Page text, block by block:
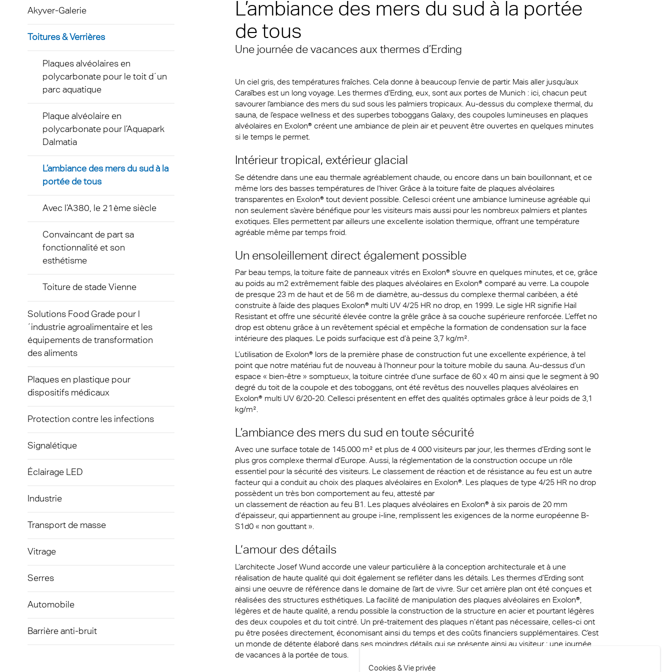
Exolon® Multiwall
Multi UV IQ-Relax
Multi Accessories
FAQ Plaques alvéolaires
AkyVer® Multiwall Sheets
Plaques clipsables Exolon
FR
optique
Vista
Exolon® Med
Silent Sound
FAQ Solid
Exolon® LED
Curvalite®
Plaques massives opaques
L’ambiance des mers du sud à
la portée de tous
fonctionnalité et son
esthétisme
Toiture de stade Vienne
Plaques en plastique pour
dispositifs médicaux
Protection contre les
Masque de protection en
plaques massives dExolon
Signalétique
Éclairage LED
Automobile
Barrière anti-bruit
Technical Information
Terms & Conditions
Akyver-Galerie
Toitures & Verrières
Plaques alvéolaires en
polycarbonate pour le toit d´un
parc aquatique
Plaque alvéolaire en
polycarbonate pour l’Aquapark
Dalmatia
L’ambiance des mers du sud à la
portée de tous
Avec l’A380, le 21ème siècle
Convaincant de part sa
fonctionnalité et son
esthétisme
Toiture de stade Vienne
Solutions Food Grade pour l
´industrie agroalimentaire et les
équipements de transformation
des aliments
Plaques en plastique pour
dispositifs médicaux
Protection contre les infections
Signalétique
Éclairage LED
Industrie
Transport de masse
Vitrage
Serres
Automobile
Barrière anti-bruit
L’ambiance des mers du sud à la portée
de tous
Une journée de vacances aux thermes d’Erding
Un ciel gris, des températures fraîches. Cela donne à beaucoup l’envie de partir. Mais aller jusqu’aux
Caraïbes est un long voyage. Les thermes d‘Erding, eux, sont aux portes de Munich : ici, chacun peut
savourer l’ambiance des mers du sud sous les palmiers tropicaux. Au-dessus du complexe thermal, du
sauna, de l’espace wellness et des superbes toboggans Galaxy, des coupoles lumineuses en plaques
alvéolaires en Exolon® créent une ambiance de plein air et peuvent être ouvertes en quelques minutes
si le temps le permet.
Intérieur tropical, extérieur glacial
Se détendre dans une eau thermale agréablement chaude, ou encore dans un bain bouillonnant, et ce
même lors des basses températures de l‘hiver. Grâce à la toiture faite de plaques alvéolaires
transparentes en Exolon® tout devient possible. Cellesci créent une ambiance lumineuse agréable qui
non seulement s’avère bénéfique pour les visiteurs mais aussi pour les nombreux palmiers et plantes
exotiques. Elles permettent par ailleurs une excellente isolation thermique, offrant une température
agréable même par temps froid.
Un ensoleillement direct également possible
Par beau temps, la toiture faite de panneaux vitrés en Exolon® s’ouvre en quelques minutes, et ce, grâce
au poids au m2 extrêmement faible des plaques alvéolaires en Exolon® comparé au verre. La coupole
de presque 23 m de haut et de 56 m de diamètre, au-dessus du complexe thermal caribéen, a été
construite à l’aide des plaques Exolon® multi UV 4/25 HR no drop, en 1999. Le sigle HR signifie Hail
Resistant et offre une sécurité élevée contre la grêle grâce à sa couche supérieure renforcée. L’effet no
drop est obtenu grâce à un revêtement spécial et empêche la formation de condensation sur la face
intérieure des plaques. Le poids surfacique est d’à peine 3,7 kg/m².
L’utilisation de Exolon® lors de la première phase de construction fut une excellente expérience, à tel
point que notre matériau fut de nouveau à l’honneur pour la toiture mobile du sauna. Au-dessus d’un
espace « bien-être » somptueux, la toiture cintrée d‘une surface de 60 x 40 m ainsi que le segment à 90
degré du toit de la coupole et des toboggans, ont été revêtus des nouvelles plaques alvéolaires en
Exolon® multi UV 6/20-20. Cellesci présentent en effet des qualités optimales grâce à leur poids de 3,1
kg/m².
L’ambiance des mers du sud en toute sécurité
Avec une surface totale de 145.000 m² et plus de 4 000 visiteurs par jour, les thermes d’Erding sont le
plus gros complexe thermal d’Europe. Aussi, la réglementation de la construction occupe un rôle
essentiel pour la sécurité des visiteurs. Le classement de réaction et de résistance au feu est un autre
facteur qui a conduit au choix des plaques alvéolaires en Exolon®. Les plaques de type 4/25 HR no drop
possèdent un très bon comportement au feu, attesté par
un classement de réaction au feu B1. Les plaques alvéolaires en Exolon® à six parois de 20 mm
d’épaisseur, qui appartiennent au groupe i-line, remplissent les exigences de la norme européenne B-
S1d0 « non gouttant ».
L‘amour des détails
L’architecte Josef Wund accorde une valeur particulière à la conception architecturale et à une
réalisation de haute qualité qui doit également se refléter dans les détails. Les thermes d’Erding sont
ainsi une oeuvre de référence dans le domaine de l’art de vivre. Sur cet arrière plan ont été conçues et
réalisées des structures esthétiques. La facilité de manipulation des plaques alvéolaires en Exolon®,
légères et de haute qualité, a rendu possible la construction de la structure en acier et pourtant légères
des deux coupoles et du toit cintré. Un pré-traitement des plaques n’étant pas nécessaire, celles-ci ont
pu être posées directement, économisant ainsi du temps et des coûts financiers supplémentaires. C’est
un monde de détente élaboré dans ses moindres détails qui se présente ainsi au visiteur : une journée
de vacances à la portée de tous.
Cookies & Vie privée